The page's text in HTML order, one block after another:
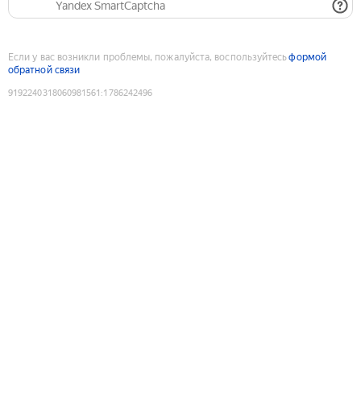
Yandex SmartCaptcha
Если у вас возникли проблемы, пожалуйста, воспользуйтесьформой
обратной связи
9192240318060981561 :1786242496